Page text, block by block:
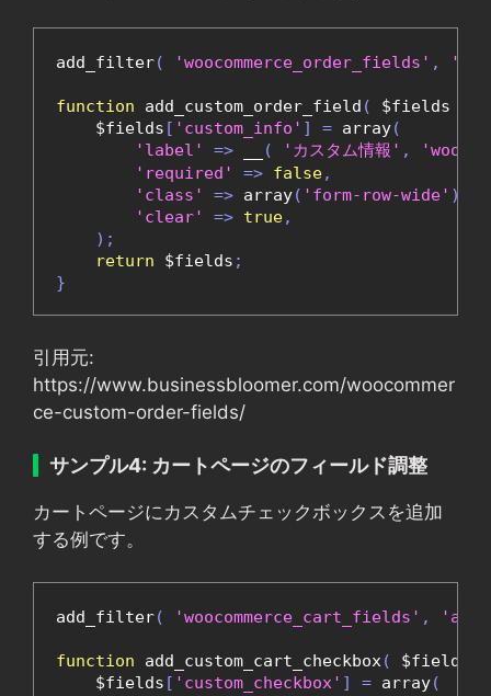
add_filter( 'woocommerce_order_fields' ,
function add_custom_order_field ( $fields
    $fields
[ 'custom_info' ] = array(
'label'
=> ( 'カスタム情報' ,
'required'
=> false,
'class'
=> array( 'form-row-wide' ),
'clear'
=> true,
);
return $fields ;
}
引用元:
https://www.businessbloomer.com/woocommer
ce-custom-order-fields/
サンプル4: カートページのフィールド調整
カートページにカスタムチェックボックスを追加
する例です。
add_filter( 'woocommerce_cart_fields' ,
function add_custom_cart_checkbox ( $fields
    $fields
[ 'custom_checkbox' ] = array(